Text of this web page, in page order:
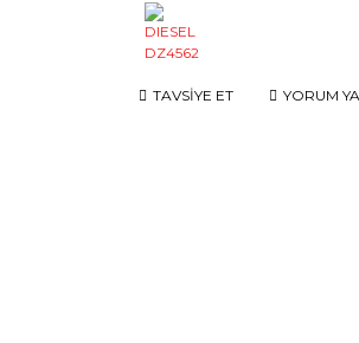
TAVSİYE ET YORUM